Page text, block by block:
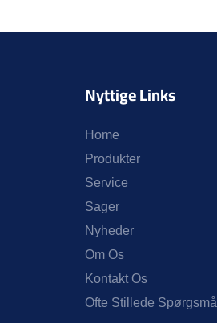
Nyttige Links
Home
Produkter
Service
Sager
Nyheder
Om Os
Kontakt Os
Ofte Stillede Spørgsmål